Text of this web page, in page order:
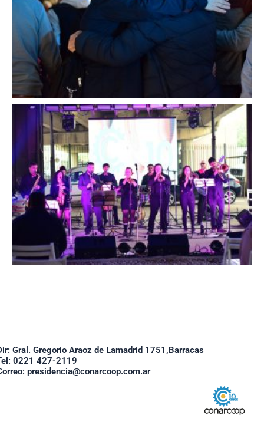
Gral. Gregorio Araoz de Lamadrid 1751,Barracas
0221 427-2119
presidencia@conarcoop.com.ar